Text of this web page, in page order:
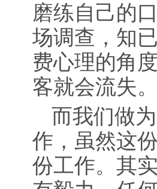
磨练自己的
场调查，知
费心理的角
客就会流失
而我们做
作，虽然这
份工作。其